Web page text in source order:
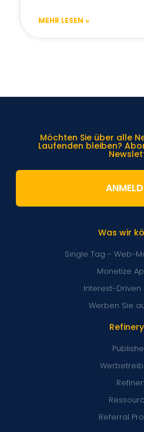
MEHR LESEN »
Referral
Was wir
Single Tag - Web-
Monetize
Interest-Driven
Werben Sie
Möchten Sie über alle
Laufenden bleiben?